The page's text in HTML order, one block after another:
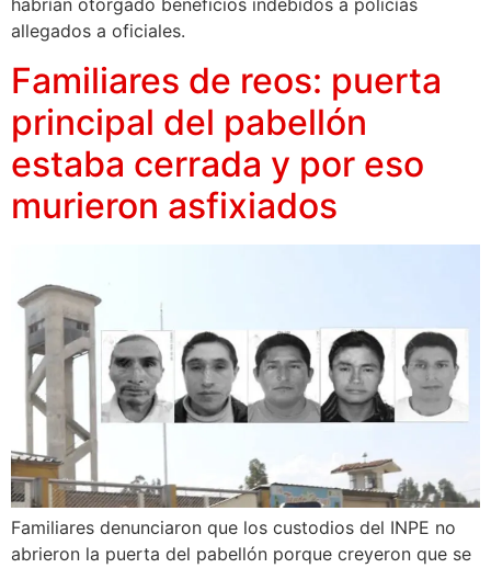
habrían otorgado beneficios indebidos a policías
allegados a oficiales.
Familiares de reos: puerta
principal del pabellón
estaba cerrada y por eso
murieron asfixiados
Familiares denunciaron que los custodios del INPE no
abrieron la puerta del pabellón porque creyeron que se